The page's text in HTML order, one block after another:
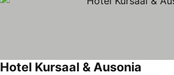
Hotel Kursaal & Ausonia